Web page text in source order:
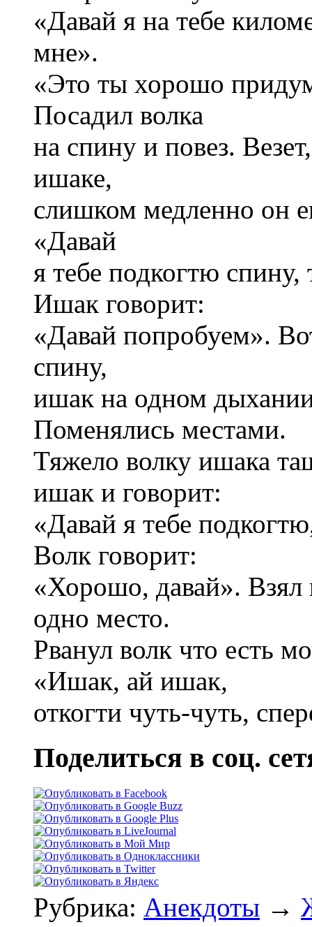
«Давай я на тебе
мне».
«Это ты хорошо
Посадил волка
на спину и повез.
ишаке,
слишком медленно он
«Давай
я тебе подкогтю
Ишак говорит:
«Давай попробуем».
спину,
ишак на одном
Поменялись местами.
Тяжело волку ишака
ишак и говорит:
«Давай я тебе
Волк говорит:
«Хорошо, давай». Взял
одно место.
Рванул волк что есть
«Ишак, ай ишак,
откогти чуть-чуть,
Поделиться в соц.
Рубрика: Анекдоты →